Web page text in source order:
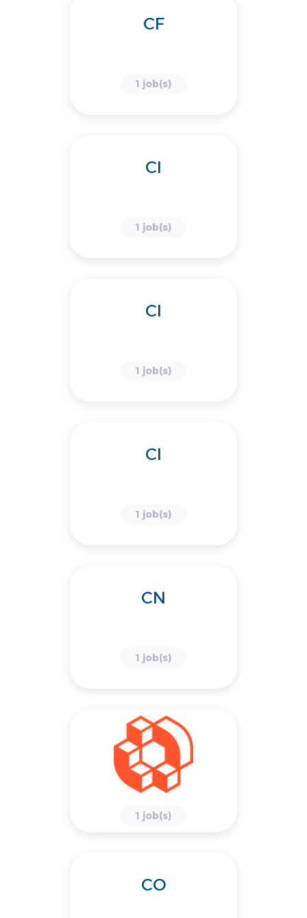
CF
1 job(s)
CI
1 job(s)
CI
1 job(s)
CI
1 job(s)
CN
1 job(s)
1 job(s)
CO